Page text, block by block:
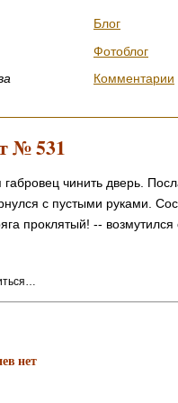
Блог
Фотоблог
Комментарии
№ 531
чинить дверь.
с пустыми руками.
проклятый! --
нет